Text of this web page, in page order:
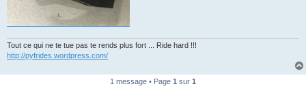
Tout ce qui ne te tue pas te rends plus fort ... Ride hard !!!
http://pyfrides.wordpress.com/
1 message • Page 1 sur 1